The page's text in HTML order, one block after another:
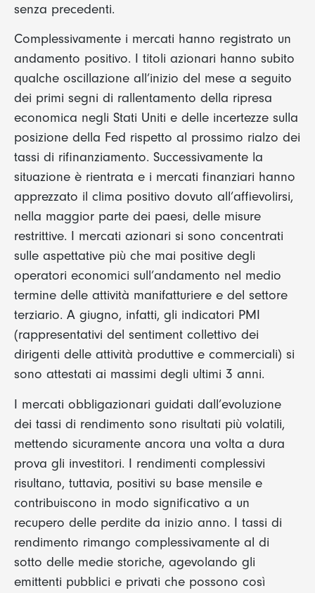
senza precedenti.
Complessivamente i mercati hanno registrato un
andamento positivo. I titoli azionari hanno subito
qualche oscillazione all’inizio del mese a seguito
dei primi segni di rallentamento della ripresa
economica negli Stati Uniti e delle incertezze sulla
posizione della Fed rispetto al prossimo rialzo dei
tassi di rifinanziamento. Successivamente la
situazione è rientrata e i mercati finanziari hanno
apprezzato il clima positivo dovuto all’affievolirsi,
nella maggior parte dei paesi, delle misure
restrittive. I mercati azionari si sono concentrati
sulle aspettative più che mai positive degli
operatori economici sull’andamento nel medio
termine delle attività manifatturiere e del settore
terziario. A giugno, infatti, gli indicatori PMI
(rappresentativi del sentiment collettivo dei
dirigenti delle attività produttive e commerciali) si
sono attestati ai massimi degli ultimi 3 anni.
I mercati obbligazionari guidati dall’evoluzione
dei tassi di rendimento sono risultati più volatili,
mettendo sicuramente ancora una volta a dura
prova gli investitori. I rendimenti complessivi
risultano, tuttavia, positivi su base mensile e
contribuiscono in modo significativo a un
recupero delle perdite da inizio anno. I tassi di
rendimento rimango complessivamente al di
sotto delle medie storiche, agevolando gli
emittenti pubblici e privati che possono così